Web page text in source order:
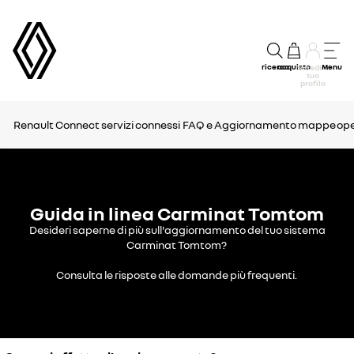
ricercaacquistoaccedi al
tuo
profilo
Menu
Renault Connectservizi connessi FAQ e Aggiornamento mappe
Guida in linea Carminat Tomtom
Desideri saperne di più sull'aggiornamento del tuo sistema
Carminat Tomtom?
Consulta le risposte alle domande più frequenti.